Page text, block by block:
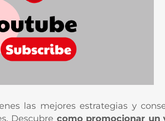
las mejores estrategias y
Descubre como promocionar un